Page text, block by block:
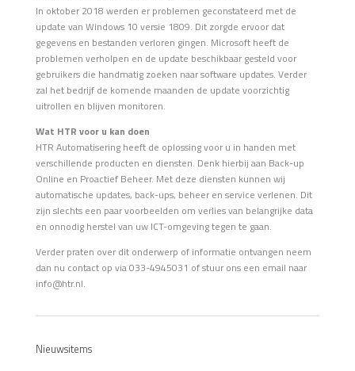
In oktober 2018 werden er problemen geconstateerd met de
update van Windows 10 versie 1809. Dit zorgde ervoor dat
gegevens en bestanden verloren gingen. Microsoft heeft de
problemen verholpen en de update beschikbaar gesteld voor
gebruikers die handmatig zoeken naar software updates. Verder
zal het bedrijf de komende maanden de update voorzichtig
uitrollen en blijven monitoren.
Wat HTR voor u kan doen
HTR Automatisering heeft de oplossing voor u in handen met
verschillende producten en diensten. Denk hierbij aan Back-up
Online en Proactief Beheer. Met deze diensten kunnen wij
automatische updates, back-ups, beheer en service verlenen. Dit
zijn slechts een paar voorbeelden om verlies van belangrijke data
en onnodig herstel van uw ICT-omgeving tegen te gaan.
Verder praten over dit onderwerp of informatie ontvangen neem
dan nu contact op via 033-4945031 of stuur ons een email naar
info@htr.nl.
Nieuwsitems